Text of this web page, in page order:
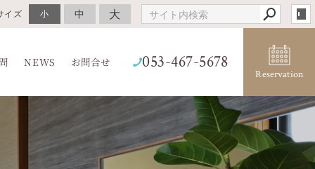
イズ 小 中 大
NEWS お問合せ 053-467-5678
Reservation